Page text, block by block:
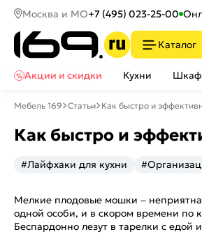
Москва и МО+7 (495) 023-25-00
Каталог
Акции и скидки
Кухни
Мебель 169 Статьи Как быстро и
Как быстро и
#Лайфхаки для кухни
Мелкие плодовые мошки –
одной особи, и в скором времени по
Беспардонно лезут в тарелки с едой